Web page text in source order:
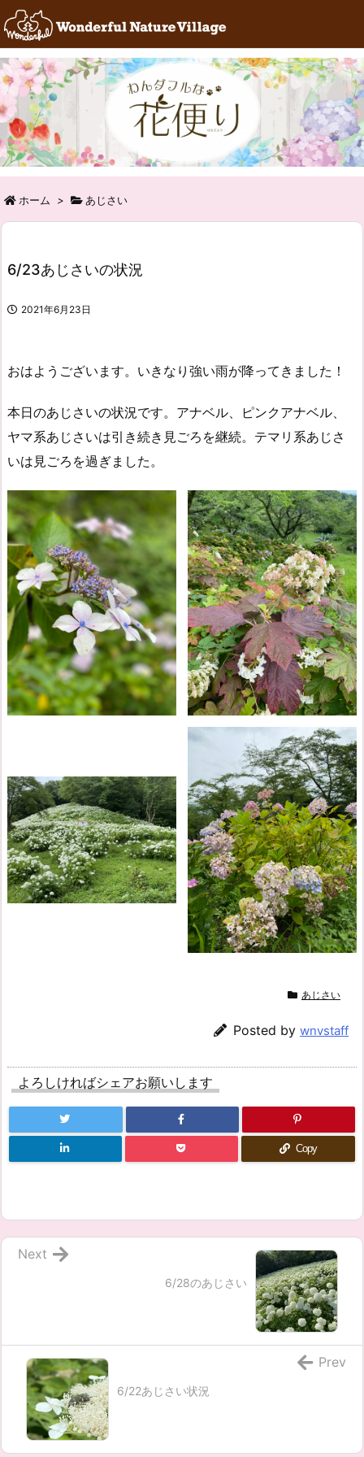
RSS Feedly
ホーム > あじさい
6/23あじさいの状況
2021年6月23日
おはようございます。いきなり強い雨が降ってきました！
本日のあじさいの状況です。アナベル、ピンクアナベル、
ヤマ系あじさいは引き続き見ごろを継続。テマリ系あじさ
いは見ごろを過ぎました。
あじさい
Posted by wnvstaff
よろしければシェアお願いします
Copy
6/28のあじさい
Next
6/22あじさい状況
Prev